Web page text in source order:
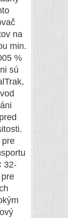
na
min.
%
sú
32-